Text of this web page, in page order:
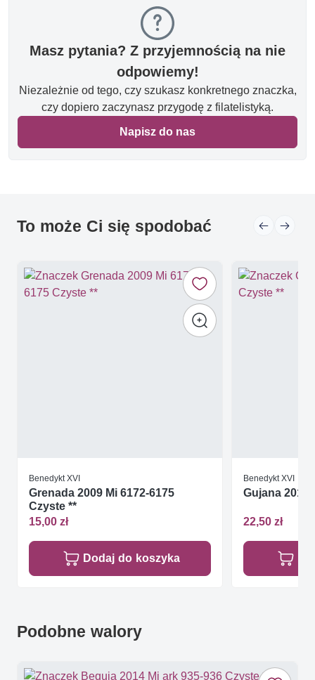
Masz pytania? Z przyjemnością na nie
odpowiemy!
Niezależnie od tego, czy szukasz konkretnego znaczka,
czy dopiero zaczynasz przygodę z filatelistyką.
Napisz do nas
To może Ci się spodobać
Benedykt XVI
Grenada 2009 Mi 6172-6175
Czyste **
15,00 zł
Dodaj do koszyka
Benedykt XVI
Gujana 2015
22,50 zł
Podobne walory